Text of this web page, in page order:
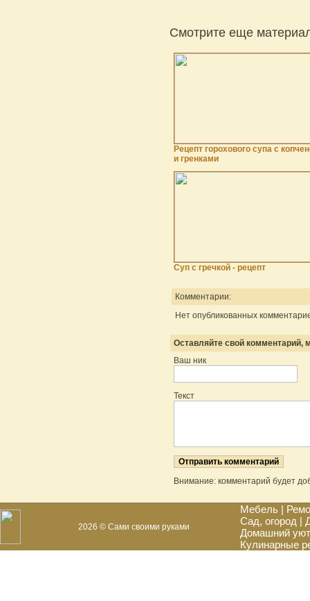
Смотрите еще
Рецепт горохового супа с
и гренками
Суп с гречкой - рецепт
Комментарии:
Нет опубликованных
Оставляйте свой комментарий,
Ваш ник
Текст
Внимание: комментарий будет
2026 © Сами своими руками
Мебель |
Сад, огород |
Домашний уют
Кулинарные